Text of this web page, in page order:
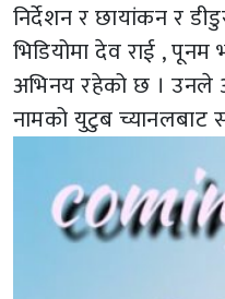
निर्देशन र छायांकन र
भिडियोमा देव राई ,
अभिनय रहेको छ ।
नामको युटुब च्यानलबाट